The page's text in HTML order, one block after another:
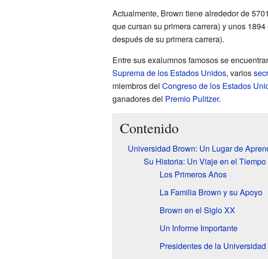
Actualmente, Brown tiene alrededor de
que cursan su primera carrera) y unos 1894
después de su primera carrera).
Entre sus exalumnos famosos se
Suprema de los Estados Unidos, varios
miembros del Congreso de los Estados
ganadores del Premio Pulitzer.
Contenido
Universidad Brown: Un Lugar de
Su Historia: Un Viaje en el Tiempo
Los Primeros Años
La Familia Brown y su Apoyo
Brown en el Siglo XX
Un Informe Importante
Presidentes de la Universidad